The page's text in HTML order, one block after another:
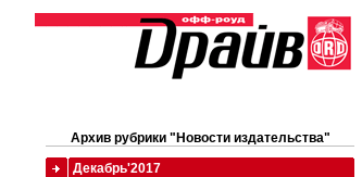
Архив рубрики "Новости издательства"
Декабрь'2017